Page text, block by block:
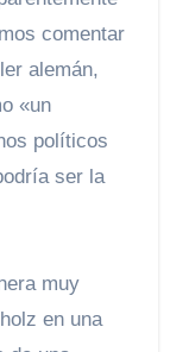
comentar
alemán,
«un
políticos
ser la
muy
en una